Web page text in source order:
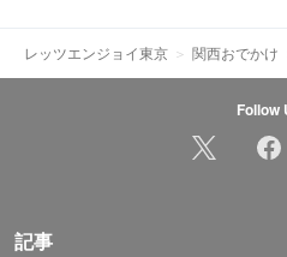
レッツエンジョイ東京 関西おでかけ
Follow
記事